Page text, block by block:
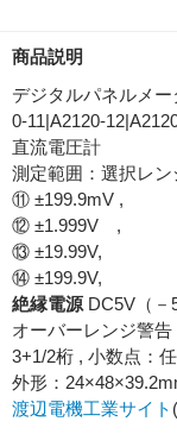
商品説明
デジタルパネルメ
0-11|A2120-
直流電圧計
測定範囲：選択レン
⑪ ±199.9mV ,
⑫ ±1.999V ,
⑬ ±19.99V,
⑭ ±199.9V,
絶縁電源 DC5V（－
オーバーレンジ警
3+1/2桁 , 小数点：
外形：
渡辺電機工業サイト